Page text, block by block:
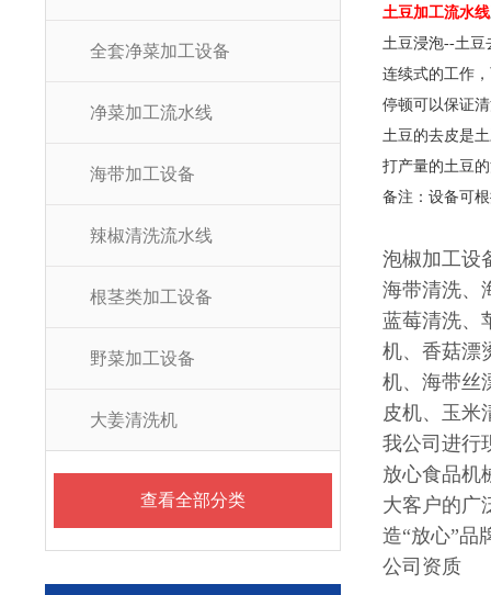
全套净菜加工设备
净菜加工流水线
海带加工设备
辣椒清洗流水线
根茎类加工设备
野菜加工设备
大姜清洗机
查看全部分类
土豆加工流水线
土豆浸泡--土
连续式的工作
停顿可以保证
土豆的去皮是
打产量的土豆
备注：设备可
泡椒加工设
海带清洗、
蓝莓清洗、
机、香菇漂
机、海带丝
皮机、玉米
我公司进行
放心食品机
大客户的广
造“放心”品
公司资质